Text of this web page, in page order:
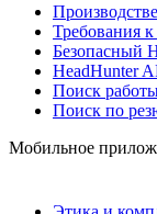
Требования
Безопасный
HeadHunter
Поиск
Поиск по
Мобильное